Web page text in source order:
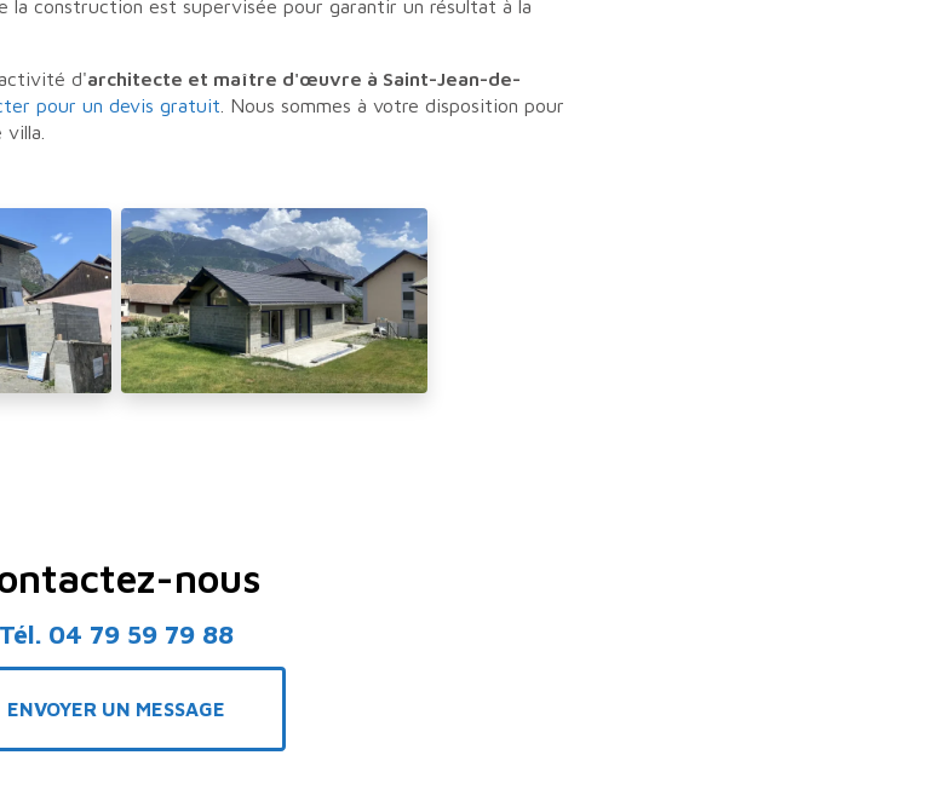
la construction est supervisée pour garantir un résultat à la
d'architecte et maître d'œuvre à Saint-Jean-de-
pour un devis gratuit . Nous sommes à votre disposition pour
nous
Tél. 04 79 59 79 88
ENVOYER UN MESSAGE